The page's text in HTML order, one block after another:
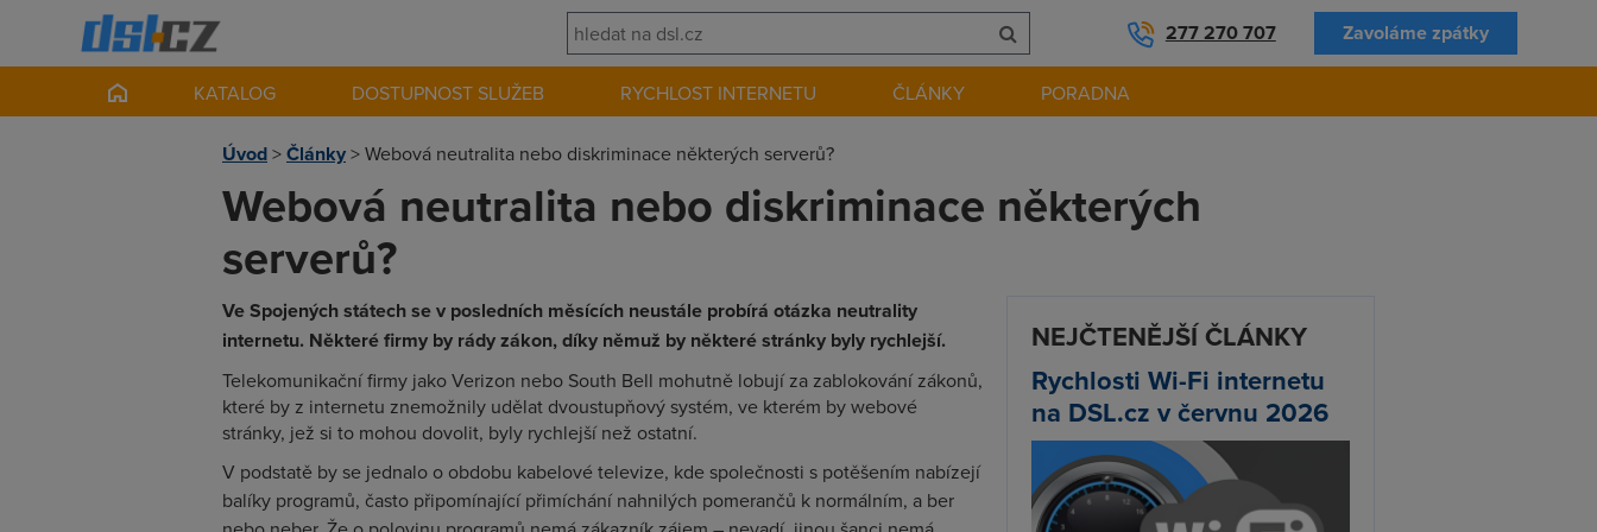
277 270 707 Zavoláme zpátky
KATALOG DOSTUPNOST SLUŽEB RYCHLOST INTERNETU ČLÁNKY PORADNA
Úvod>Články>Webová neutralita nebo diskriminace některých serverů?
Webová neutralita nebo diskriminace některých
serverů?
Ve Spojených státech se v posledních měsících neustále probírá otázka neutrality
internetu. Některé firmy by rády zákon, díky němuž by některé stránky byly rychlejší.
Telekomunikační firmy jako Verizon nebo South Bell mohutně lobují za zablokování zákonů,
které by z internetu znemožnily udělat dvoustupňový systém, ve kterém by webové
stránky, jež si to mohou dovolit, byly rychlejší než ostatní.
V podstatě by se jednalo o obdobu kabelové televize, kde společnosti s potěšením nabízejí
balíky programů, často připomínající přimíchání nahnilých pomerančů k normálním, a ber
NEJČTENĚJŠÍ ČLÁNKY
Rychlosti Wi-Fi internetu
na DSL.cz v červnu 2026